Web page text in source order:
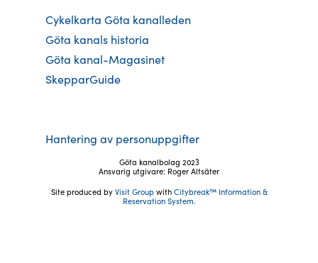
Cykelkarta Göta kanalleden
Göta kanals historia
Göta kanal-Magasinet
SkepparGuide
Hantering av personuppgifter
Göta kanalbolag 2023
Ansvarig utgivare: Roger Altsäter
Site produced by Visit Groupwith Citybreak™ Information &
Reservation System.